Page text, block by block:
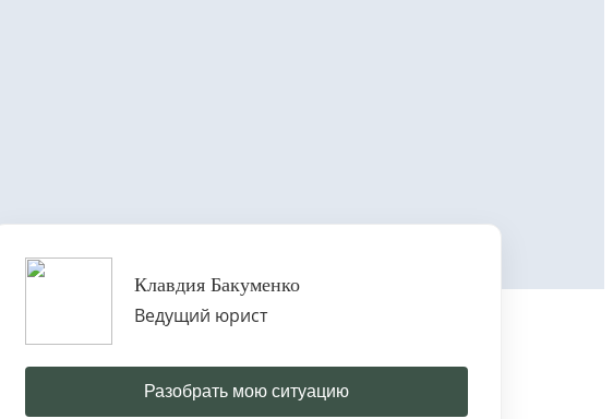
Клавдия Бакуменко
Ведущий юрист
Разобрать мою ситуацию